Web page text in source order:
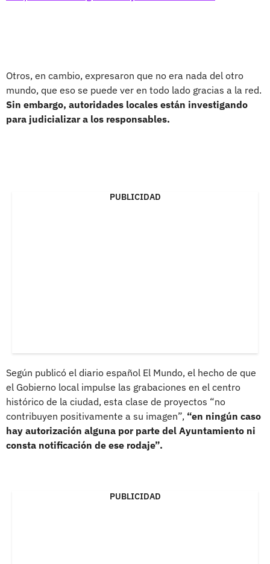
Otros, en cambio, expresaron que no era nada del otro
mundo, que eso se puede ver en todo lado gracias a la red.
Sin embargo, autoridades locales están investigando
para judicializar a los responsables.
PUBLICIDAD
Según publicó el diario español El Mundo, el hecho de que
el Gobierno local impulse las grabaciones en el centro
histórico de la ciudad, esta clase de proyectos “no
contribuyen positivamente a su imagen”, “en ningún caso
hay autorización alguna por parte del Ayuntamiento ni
consta notificación de ese rodaje”.
PUBLICIDAD